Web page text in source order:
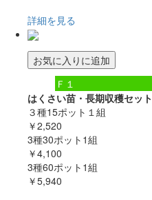
詳細を見る
お気に入りに追加
Ｆ１
はくさい苗・長期収穫セット
３種15ポット１組
￥2,520
3種30ポット1組
￥4,100
3種60ポット1組
￥5,940